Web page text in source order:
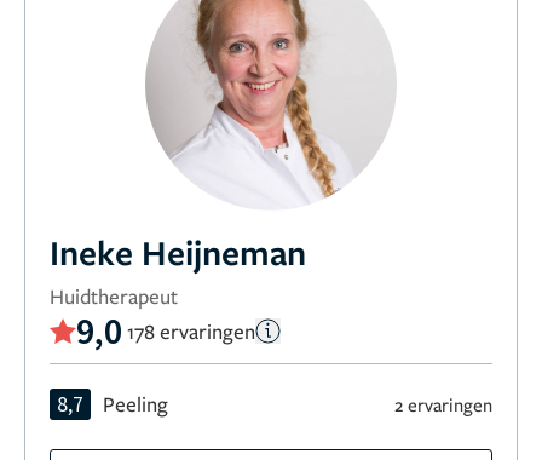
Ineke Heijneman
Huidtherapeut
9,0 178 ervaringen
8,7 Peeling 2 ervaringen